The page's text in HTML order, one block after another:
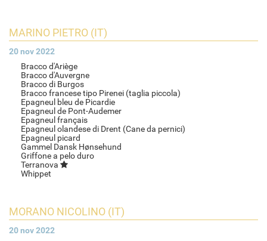
MARINO PIETRO (IT)
20 nov 2022
Bracco d'Ariège
Bracco d'Auvergne
Bracco di Burgos
Bracco francese tipo Pirenei (taglia piccola)
Epagneul bleu de Picardie
Epagneul de Pont-Audemer
Epagneul français
Epagneul olandese di Drent (Cane da pernici)
Epagneul picard
Gammel Dansk Hønsehund
Griffone a pelo duro
Terranova
Whippet
MORANO NICOLINO (IT)
20 nov 2022